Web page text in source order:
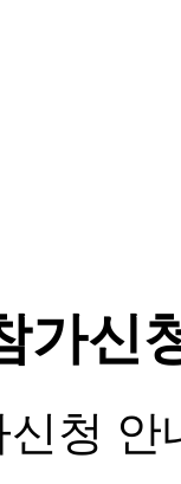
가신
신청 안